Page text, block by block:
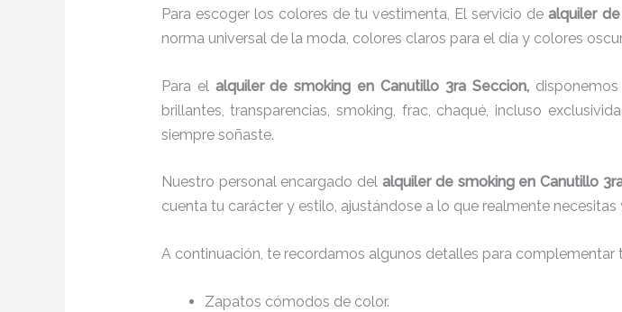
Para escoger los colores de tu vestimenta, El servicio dealquiler
norma universal de la moda, colores claros para el día y colores
Para el alquiler de smoking en Canutillo 3ra Seccion,
brillantes, transparencias, smoking, frac, chaqué, incluso
siempre soñaste.
Nuestro personal encargado del alquiler de smoking en Canutillo
cuenta tu carácter y estilo, ajustándose a lo que realmente
A continuación, te recordamos algunos detalles para complementar
Zapatos cómodos de color.